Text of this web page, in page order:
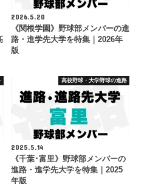
2026.5.20
《関根学園》野球部メンバーの進
路・進学先大学を特集｜2026年
版
高校野球・大学野球の進路
2025.5.14
《千葉･富里》野球部メンバーの
進路・進学先大学を特集｜2025
年版